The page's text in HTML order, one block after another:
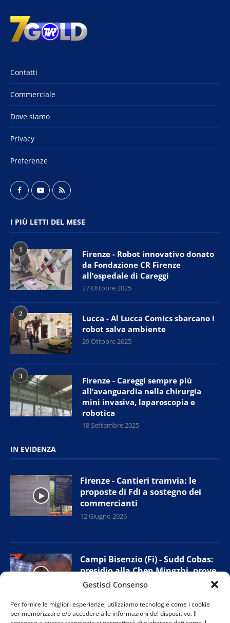
Gestisci Consenso
Per fornire le migliori esperienze, utilizziamo tecnologie come i cookie
per memorizzare e/o accedere alle informazioni del dispositivo. Il
Contatti
Commerciale
Dove siamo
Privacy
Preferenze
I PIÙ LETTI DEL MESE
1
Firenze - Robot innovativo donato
da Fondazione CR Firenze
all’ospedale di Careggi
27 Ottobre 2025
2
Lucca - Al Lucca Comics sbarcano i
robot salva ambiente
29 Ottobre 2025
3
Firenze - Careggi sempre più
all’avanguardia nella chirurgia
mini invasiva, laparoscopia e
robotica
18 Settembre 2025
IN EVIDENZA
Firenze - Cantieri tramvia: le
proposte di FdI a sostegno dei
commercianti
12 Giugno 2026
Campi Bisenzio (Fi) - Sudd Cobas:
presidio alla Chen Mingzhi, prove
di accordo con l’azienda